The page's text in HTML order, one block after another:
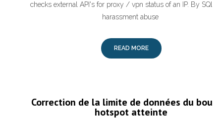
checks external API's for proxy / vpn status of an IP. By SQL.
harassment abuse
READ MORE
Correction de la limite de données du
hotspot atteinte